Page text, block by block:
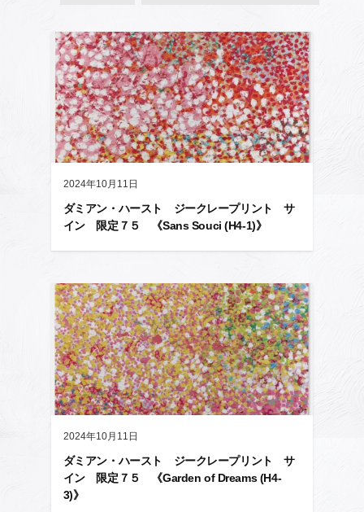
2024年10月11日
ダミアン・ハースト ジークレープリント サ
イン 限定７５ 《Sans Souci (H4-1)》
2024年10月11日
ダミアン・ハースト ジークレープリント サ
イン 限定７５ 《Garden of Dreams (H4-
3)》